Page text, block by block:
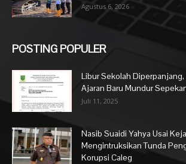
Agustus 6, 2026
POSTING POPULER
Libur Sekolah Diperpanjang,
Ajaran Baru Mundur
Juli 11, 2025
Nasib Suaidi Yahya Usai
Mengintruksikan Tunda
Korupsi Caleg